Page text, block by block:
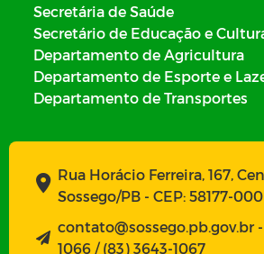
Secretária de Saúde
Secretário de Educação e
Departamento de Agricultura
Departamento de Esporte e
Departamento de Transportes
Rua Horácio Ferreira, 167,
Sossego/PB - CEP: 58177-000
contato@sossego.pb.gov.br
1066 / (83) 3643-1067